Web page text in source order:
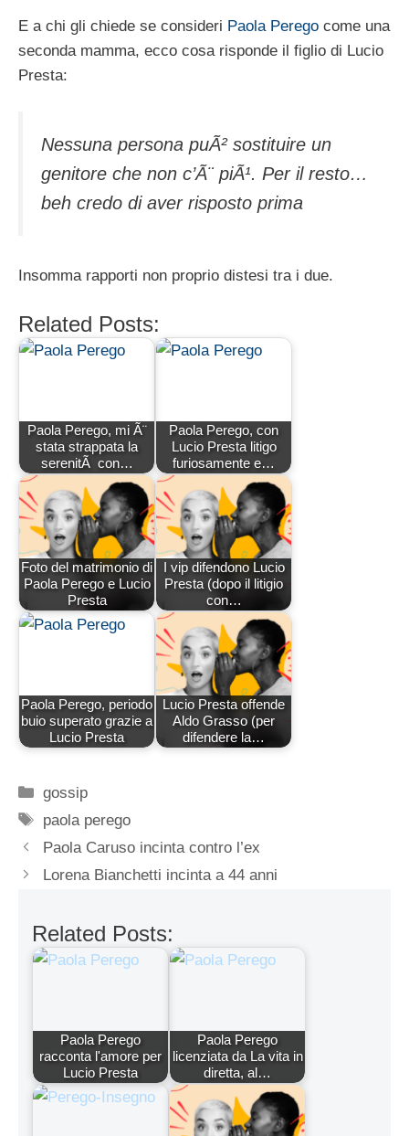
E a chi gli chiede se consideri Paola Perego come una
seconda mamma, ecco cosa risponde il figlio di Lucio
Presta:
Nessuna persona puÃ² sostituire un
genitore che non c’Ã¨ piÃ¹. Per il resto…
beh credo di aver risposto prima
Insomma rapporti non proprio distesi tra i due.
Related Posts:
Paola Perego, mi Ã¨
stata strappata la
serenitÃ con…
Paola Perego, con
Lucio Presta litigo
furiosamente e…
Foto del matrimonio di
Paola Perego e Lucio
Presta
I vip difendono Lucio
Presta (dopo il litigio
con…
Paola Perego, periodo
buio superato grazie a
Lucio Presta
Lucio Presta offende
Aldo Grasso (per
difendere la…
Categorie
gossip
Tag
paola perego
Paola Caruso incinta contro l’ex
Lorena Bianchetti incinta a 44 anni
Related Posts:
Paola Perego
racconta l'amore per
Lucio Presta
Paola Perego
licenziata da La vita in
diretta, al…